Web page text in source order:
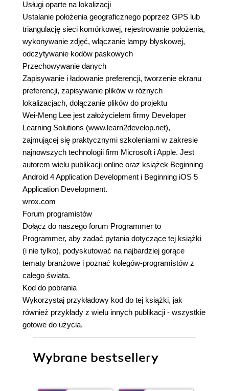
Usługi oparte na lokalizacji
Ustalanie położenia geograficznego poprzez GPS lub
triangulację sieci komórkowej, rejestrowanie położenia,
wykonywanie zdjęć, włączanie lampy błyskowej,
odczytywanie kodów paskowych
Przechowywanie danych
Zapisywanie i ładowanie preferencji, tworzenie ekranu
preferencji, zapisywanie plików w różnych
lokalizacjach, dołączanie plików do projektu
Wei-Meng Lee jest założycielem firmy Developer
Learning Solutions (www.learn2develop.net),
zajmującej się praktycznymi szkoleniami w zakresie
najnowszych technologii firm Microsoft i Apple. Jest
autorem wielu publikacji online oraz książek Beginning
Android 4 Application Development i Beginning iOS 5
Application Development.
wrox.com
Forum programistów
Dołącz do naszego forum Programmer to
Programmer, aby zadać pytania dotyczące tej książki
(i nie tylko), podyskutować na najbardziej gorące
tematy branżowe i poznać kolegów-programistów z
całego świata.
Kod do pobrania
Wykorzystaj przykładowy kod do tej książki, jak
również przykłady z wielu innych publikacji - wszystkie
gotowe do użycia.
Wybrane bestsellery